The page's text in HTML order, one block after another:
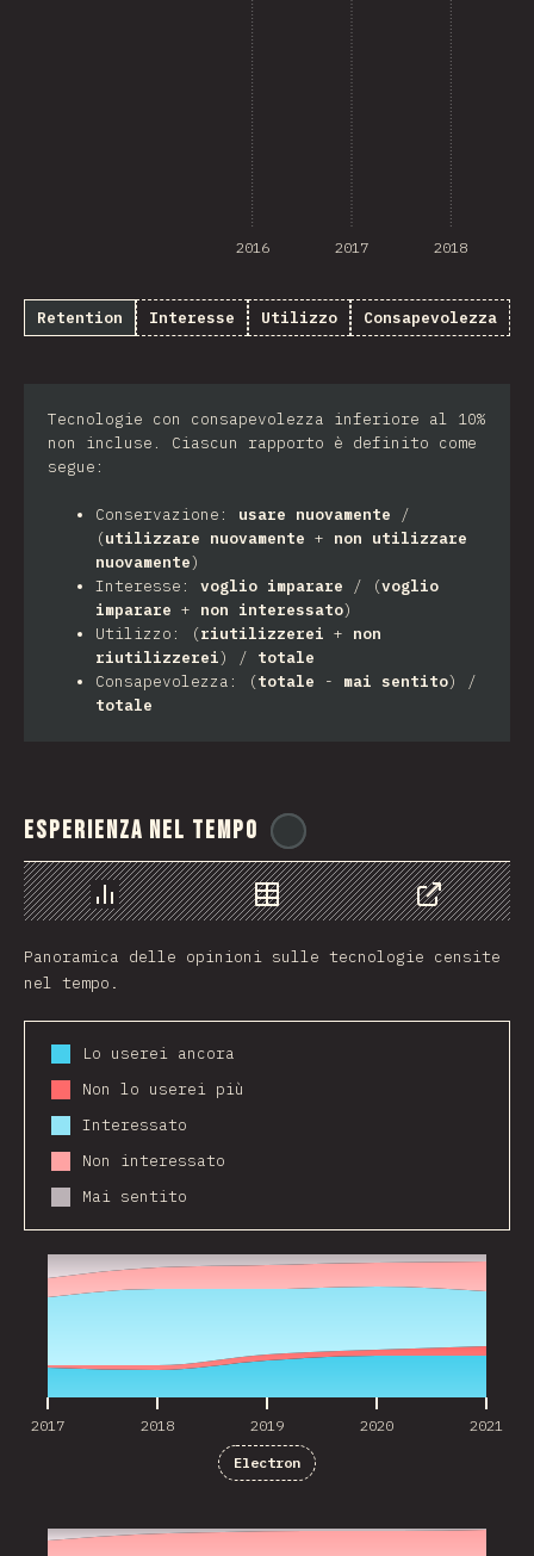
2016 2017 2018
Retention Interesse Utilizzo Consapevolezza
Tecnologie con consapevolezza inferiore al 10%
non incluse. Ciascun rapporto è definito come
segue:
Conservazione: usare nuovamente /
(utilizzare nuovamente + non utilizzare
nuovamente)
Interesse: voglio imparare / (voglio
imparare + non interessato)
Utilizzo: (riutilizzerei + non
riutilizzerei) / totale
Consapevolezza: (totale - mai sentito) /
totale
Esperienza nel tempo
Grafico Dati
Condividere
Panoramica delle opinioni sulle tecnologie censite
nel tempo.
Lo userei ancora
Non lo userei più
Interessato
Non interessato
Mai sentito
2017 2018 2019 2020 2021
2017 2018 2019 2020 2021
Electron